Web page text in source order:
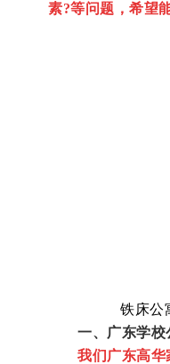
素?等问题，希望
铁床公
一、广东学校
我们广东高华